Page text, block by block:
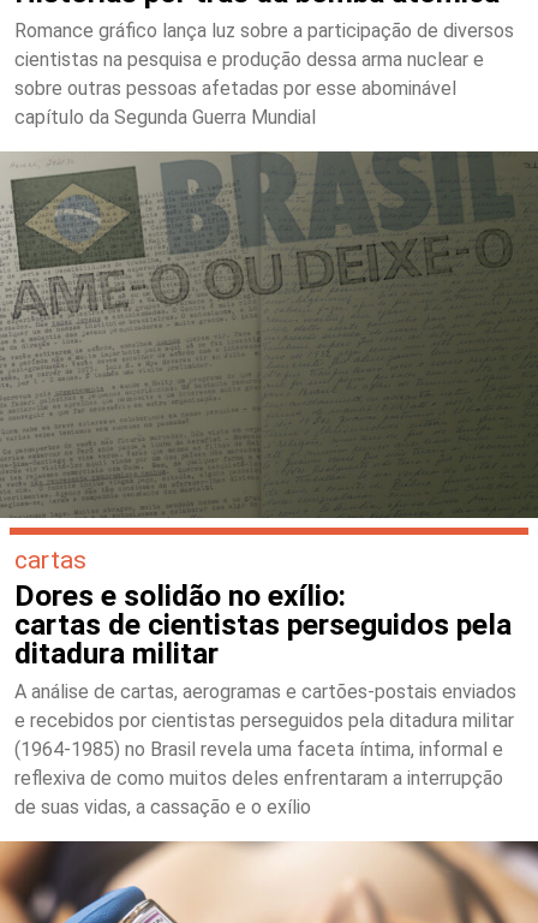
Romance gráfico lança luz sobre a participação de diversos
cientistas na pesquisa e produção dessa arma nuclear e
sobre outras pessoas afetadas por esse abominável
capítulo da Segunda Guerra Mundial
cartas
Dores e solidão no exílio:
cartas de cientistas perseguidos pela
ditadura militar
A análise de cartas, aerogramas e cartões-postais enviados
e recebidos por cientistas perseguidos pela ditadura militar
(1964-1985) no Brasil revela uma faceta íntima, informal e
reflexiva de como muitos deles enfrentaram a interrupção
de suas vidas, a cassação e o exílio